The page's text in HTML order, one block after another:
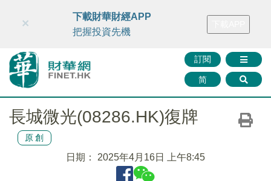
財華智庫網 FINTV FINMETA 財華證券 媒體矩陣
訂閱
简
×
下載財華財經APP
把握投資先機
長城微光(08286.HK)復牌
原創
日期： 2025年4月16日 上午8:45